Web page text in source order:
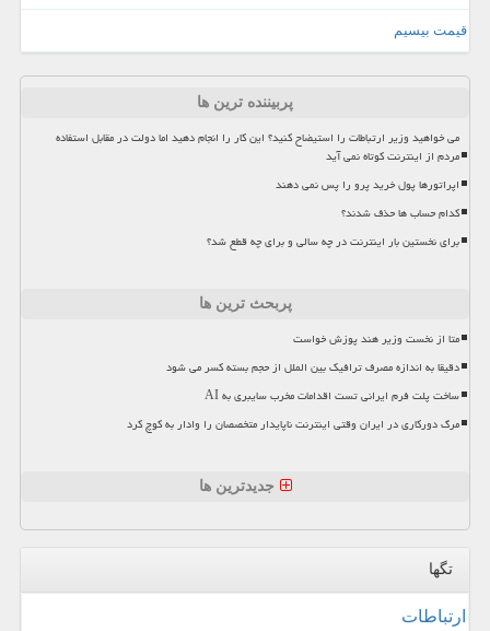
قیمت بیسیم
پربیننده ترین ها
می خواهید وزیر ارتباطات را استیضاح کنید؟ این کار را انجام دهید اما دولت در مقابل استفاده
مردم از اینترنت کوتاه نمی آید
اپراتورها پول خرید پرو را پس نمی دهند
کدام حساب ها حذف شدند؟
برای نخستین بار اینترنت در چه سالی و برای چه قطع شد؟
پربحث ترین ها
متا از نخست وزیر هند پوزش خواست
دقیقا به اندازه مصرف ترافیک بین الملل از حجم بسته کسر می شود
ساخت پلت فرم ایرانی تست اقدامات مخرب سایبری به AI
مرگ دورکاری در ایران وقتی اینترنت ناپایدار متخصصان را وادار به کوچ کرد
جدیدترین ها
تگها
ارتباطات